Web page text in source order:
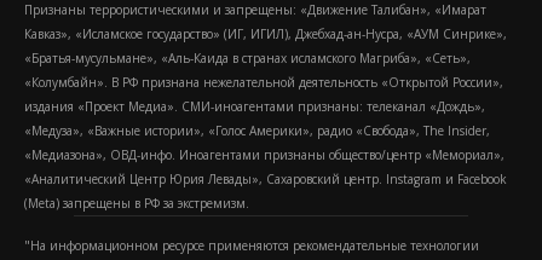
Признаны террористическими и запрещены: «Движение Талибан», «Имарат
Кавказ», «Исламское государство» (ИГ, ИГИЛ), Джебхад-ан-Нусра, «АУМ Синрике»,
«Братья-мусульмане», «Аль-Каида в странах исламского Магриба», «Сеть»,
«Колумбайн». В РФ признана нежелательной деятельность «Открытой России»,
издания «Проект Медиа». СМИ-иноагентами признаны: телеканал «Дождь»,
«Медуза», «Важные истории», «Голос Америки», радио «Свобода», The Insider,
«Медиазона», ОВД-инфо. Иноагентами признаны общество/центр «Мемориал»,
«Аналитический Центр Юрия Левады», Сахаровский центр. Instagram и Facebook
(Metа) запрещены в РФ за экстремизм.
"На информационном ресурсе применяются рекомендательные технологии